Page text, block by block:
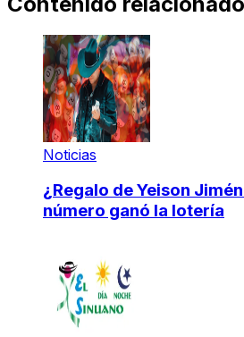
Noticias
¿Regalo de Yeison
número ganó la lotería